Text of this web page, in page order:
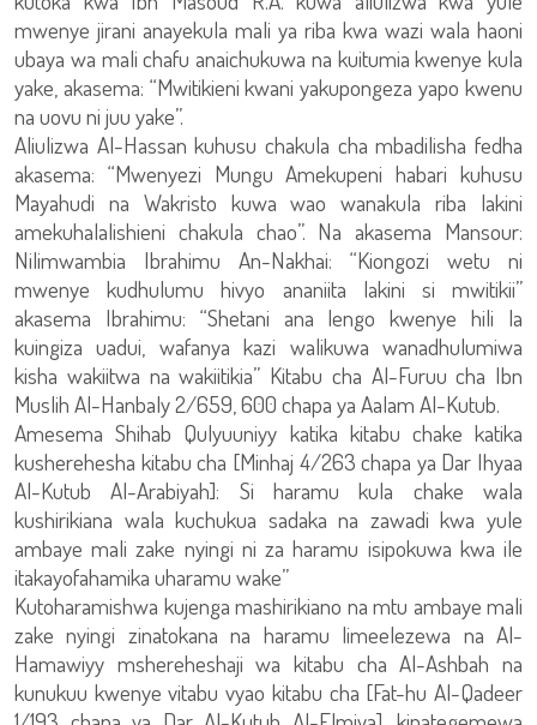
mwenye jirani anayekula mali ya riba kwa wazi wala haoni
ubaya wa mali chafu anaichukuwa na kuitumia kwenye kula
yake, akasema: “Mwitikieni kwani yakupongeza yapo kwenu
na uovu ni juu yake”.
Aliulizwa Al-Hassan kuhusu chakula cha mbadilisha fedha
akasema: “Mwenyezi Mungu Amekupeni habari kuhusu
Mayahudi na Wakristo kuwa wao wanakula riba lakini
amekuhalalishieni chakula chao”. Na akasema Mansour:
Nilimwambia Ibrahimu An-Nakhai: “Kiongozi wetu ni
mwenye kudhulumu hivyo ananiita lakini si mwitikii”
akasema Ibrahimu: “Shetani ana lengo kwenye hili la
kuingiza uadui, wafanya kazi walikuwa wanadhulumiwa
kisha wakiitwa na wakiitikia” Kitabu cha Al-Furuu cha Ibn
Muslih Al-Hanbaly 2/659, 600 chapa ya Aalam Al-Kutub.
Amesema Shihab Qulyuuniyy katika kitabu chake katika
kusherehesha kitabu cha [Minhaj 4/263 chapa ya Dar Ihyaa
Al-Kutub Al-Arabiyah]: Si haramu kula chake wala
kushirikiana wala kuchukua sadaka na zawadi kwa yule
ambaye mali zake nyingi ni za haramu isipokuwa kwa ile
itakayofahamika uharamu wake”
Kutoharamishwa kujenga mashirikiano na mtu ambaye mali
zake nyingi zinatokana na haramu limeelezewa na Al-
Hamawiyy mshereheshaji wa kitabu cha Al-Ashbah na
kunukuu kwenye vitabu vyao kitabu cha [Fat-hu Al-Qadeer